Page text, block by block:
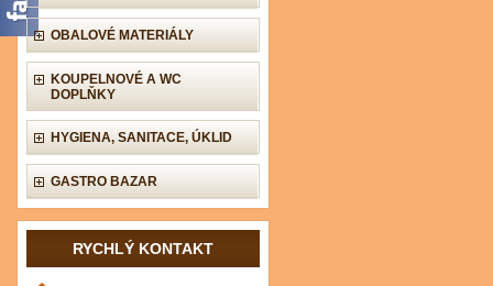
OBALOVÉ MATERIÁLY
KOUPELNOVÉ A WC
DOPLŇKY
HYGIENA, SANITACE, ÚKLID
GASTRO BAZAR
RYCHLÝ KONTAKT